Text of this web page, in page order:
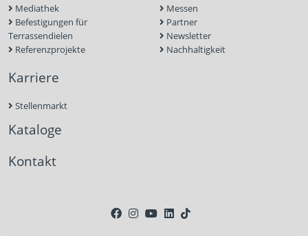
Mediathek
Befestigungen für
Terrassendielen
Referenzprojekte
Messen
Partner
Newsletter
Nachhaltigkeit
Karriere
Stellenmarkt
Kataloge
Kontakt